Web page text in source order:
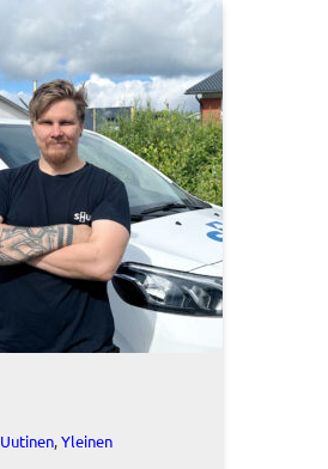
Uutinen, Yleinen